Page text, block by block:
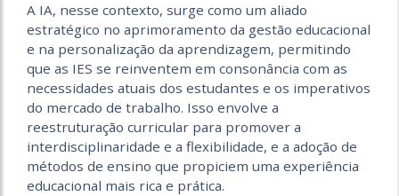
A IA, nesse contexto, surge como um aliado
estratégico no aprimoramento da gestão educacional
e na personalização da aprendizagem, permitindo
que as IES se reinventem em consonância com as
necessidades atuais dos estudantes e os imperativos
do mercado de trabalho. Isso envolve a
reestruturação curricular para promover a
interdisciplinaridade e a flexibilidade, e a adoção de
métodos de ensino que propiciem uma experiência
educacional mais rica e prática.